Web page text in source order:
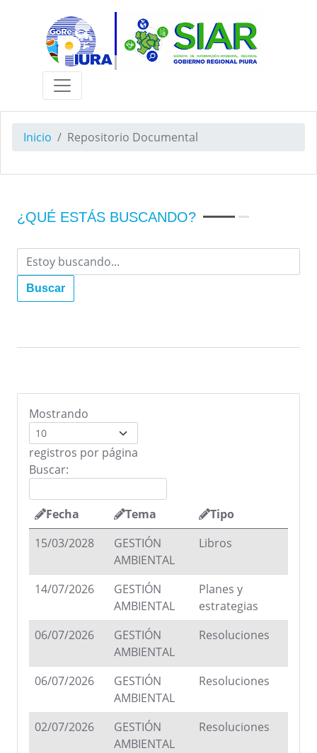
Inicio Repositorio Documental
¿QUÉ ESTÁS BUSCANDO?
Buscar
Mostrando
registros por página
Buscar:
Fecha Tema
Tipo
15/03/2028
GESTIÓN
AMBIENTAL
Libros
14/07/2026
GESTIÓN
AMBIENTAL
Planes y
estrategias
06/07/2026
GESTIÓN
AMBIENTAL
Resoluciones
06/07/2026
GESTIÓN
AMBIENTAL
Resoluciones
02/07/2026
GESTIÓN
AMBIENTAL
Resoluciones